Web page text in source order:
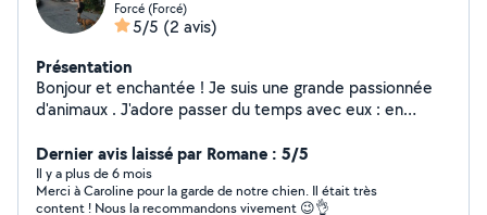
Forcé (Forcé)
5/5 (2 avis)
Présentation
Bonjour et enchantée ! Je suis une grande passionnée
d'animaux . J'adore passer du temps avec eux : en
apprendre quelques bonnes habitudes. Grâce à mon
expérience avec les chiens, les chats et les cochons
d'Inde, ainsi qu'à mes notions en éducation canine, je
Dernier avis laissé par Romane : 5/5
Il y a plus de 6 mois
Merci à Caroline pour la garde de notre chien. Il était très
content ! Nous la recommandons vivement 😉👌